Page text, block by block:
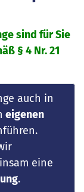
sind für Sie
§ 4 Nr. 21
auch in
eigenen
eine
.